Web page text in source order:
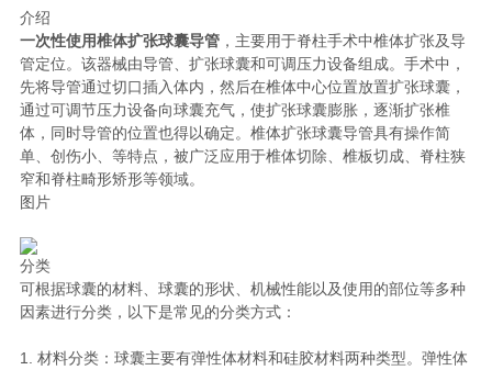
介绍
一次性使用椎体扩张球囊导管，主要用于脊柱手术中椎体扩张及导
管定位。该器械由导管、扩张球囊和可调压力设备组成。手术中，
先将导管通过切口插入体内，然后在椎体中心位置放置扩张球囊，
通过可调节压力设备向球囊充气，使扩张球囊膨胀，逐渐扩张椎
体，同时导管的位置也得以确定。椎体扩张球囊导管具有操作简
单、创伤小、等特点，被广泛应用于椎体切除、椎板切成、脊柱狭
窄和脊柱畸形矫形等领域。
图片
分类
可根据球囊的材料、球囊的形状、机械性能以及使用的部位等多种
因素进行分类，以下是常见的分类方式：
1. 材料分类：球囊主要有弹性体材料和硅胶材料两种类型。弹性体